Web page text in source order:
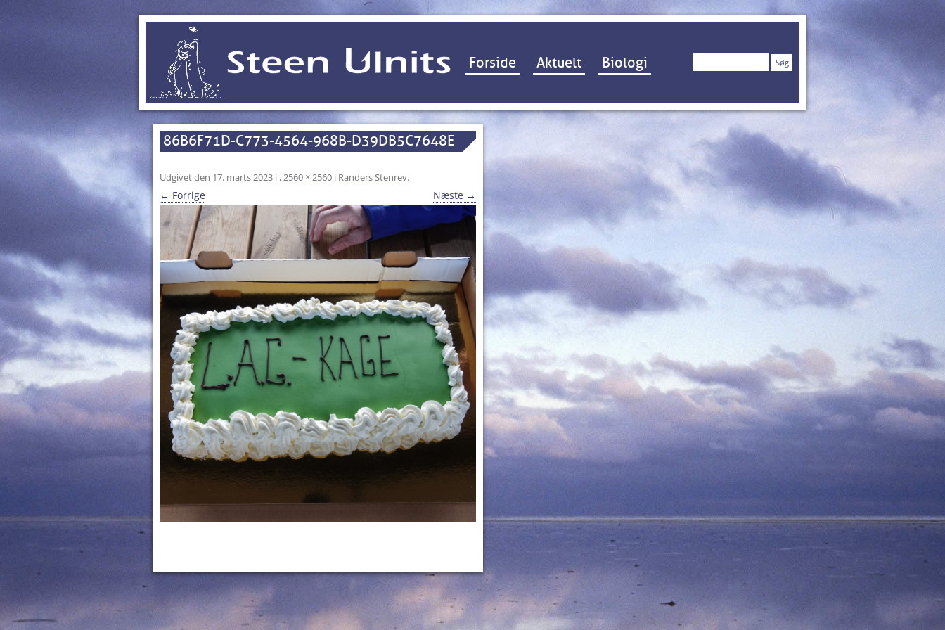
Hop til indhold
Forside Aktuelt Biologi Søg
86B6F71D-C773-4564-968B-D39DB5C7648E
Udgivet den 17. marts 2023 i ,2560 × 2560 i Randers Stenrev.
← Forrige Næste →